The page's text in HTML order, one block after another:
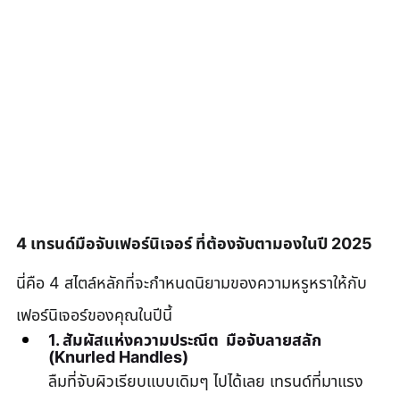
4 เทรนด์มือจับเฟอร์นิเจอร์ ที่ต้องจับตามองในปี 2025
นี่คือ 4 สไตล์หลักที่จะกำหนดนิยามของความหรูหราให้กับ
เฟอร์นิเจอร์ของคุณในปีนี้
1. สัมผัสแห่งความประณีต  มือจับลายสลัก
(Knurled Handles)
ลืมที่จับผิวเรียบแบบเดิมๆ ไปได้เลย เทรนด์ที่มาแรง